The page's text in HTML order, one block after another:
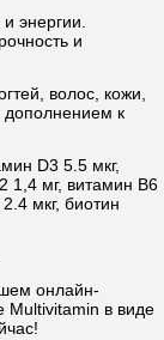
энергии.
и
волос, кожи,
дополнением к
D3 5.5 мкг,
1,4 мг, витамин В6
мкг, биотин
онлайн-
Multivitamin в виде